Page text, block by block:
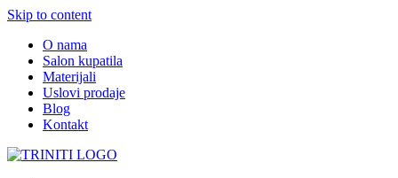
Skip to content
O nama
Salon kupatila
Materijali
Uslovi prodaje
Blog
Kontakt